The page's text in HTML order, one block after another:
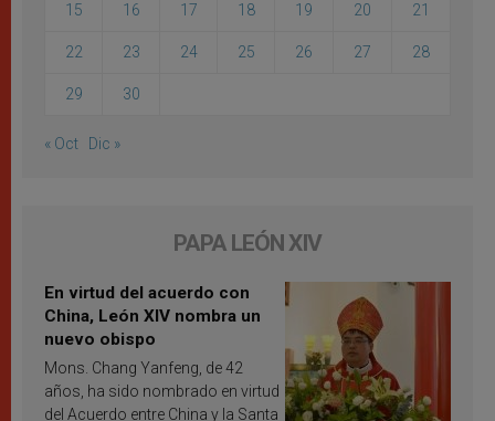
15 16 17 18 19 20 21
22 23 24 25 26 27 28
29 30
« Oct Dic »
PAPA LEÓN XIV
En virtud del acuerdo con
China, León XIV nombra un
nuevo obispo
Mons. Chang Yanfeng, de 42
años, ha sido nombrado en virtud
del Acuerdo entre China y la Santa